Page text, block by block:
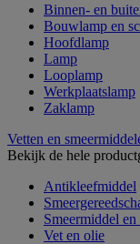
Binnen- en
Bouwlamp en
Hoofdlamp
Lamp
Looplamp
Werkplaatslamp
Zaklamp
Vetten en
Bekijk de hele
Antikleefmiddel
Smeermiddel
Vet en olie